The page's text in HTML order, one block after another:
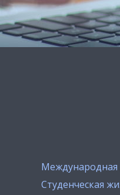
Международная
Студенческая